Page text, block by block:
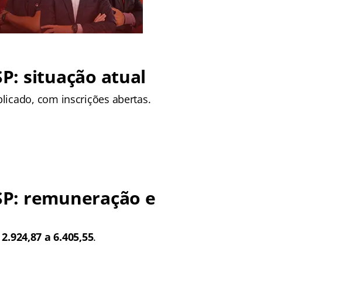
situação atual
com inscrições abertas.
remuneração e
a 6.405,55.